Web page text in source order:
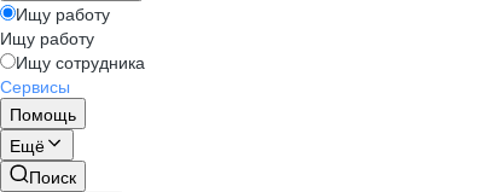
Ищу работу
Ищу работу
Ищу сотрудника
Сервисы
Помощь
Ещё
Поиск